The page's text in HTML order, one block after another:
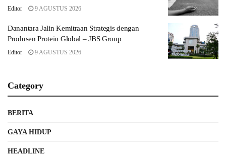
Editor 9 AGUSTUS 2026
Danantara Jalin Kemitraan Strategis dengan
Produsen Protein Global – JBS Group
Editor 9 AGUSTUS 2026
Category
BERITA
GAYA HIDUP
HEADLINE